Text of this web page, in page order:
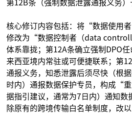
第12B条（强制数据泄露通报义务）
核心修订内容包括：将“数据使用
修改为“数据控制者（data
体系靠拢；第12A条确立强制DPO
来西亚境内常驻或可便捷联系；第
通报义务，知悉泄露后须尽快（根
时内）通报数据保护专员，构成“
据指引建议，通常为7日内）通知数
除原有的跨境传输白名单制度，改